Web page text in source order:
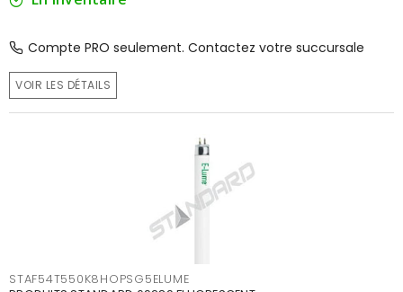
Compte PRO seulement. Contactez votre succursale
VOIR LES DÉTAILS
STAF54T550K8HOPSG5ELUME